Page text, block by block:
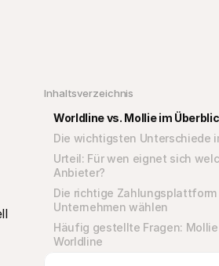
Inhaltsverzeichnis
Worldline vs. Mollie im
Die wichtigsten Unterschiede
Urteil: Für wen eignet sich
Anbieter?
Die richtige
Unternehmen wählen
Häufig gestellte Fragen:
Worldline